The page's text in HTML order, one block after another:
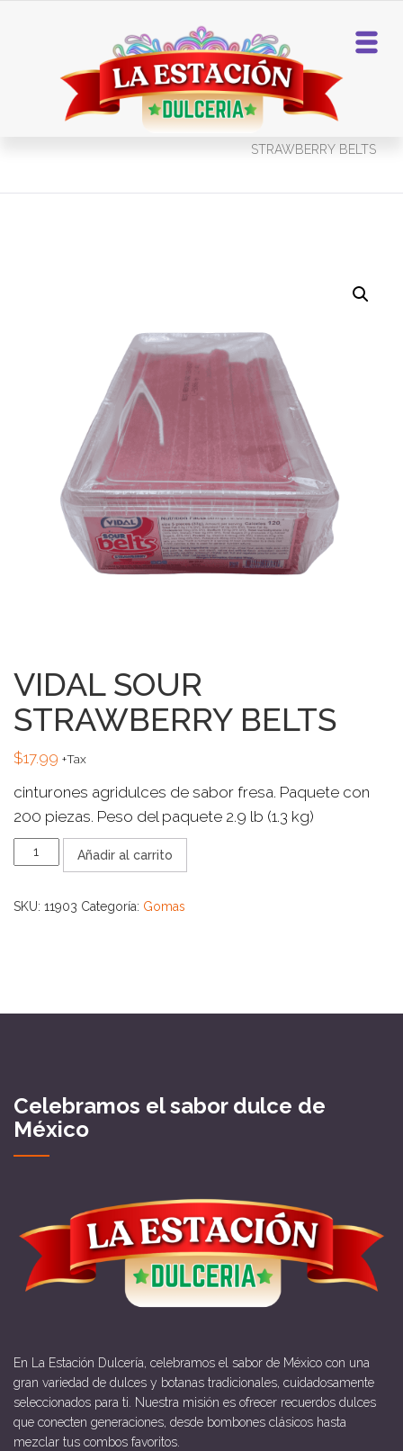
Home
Gomas
STRAWBERRY BELTS
VIDAL SOUR
STRAWBERRY BELTS
$17.99 +Tax
cinturones agridulces de sabor fresa. Paquete con
200 piezas. Peso del paquete 2.9 lb (1.3 kg)
VIDAL
SOUR
BELTS
Añadir al carrito
SKU: 11903 Categoría: Gomas
Celebramos el sabor dulce de
México
En La Estación Dulcería, celebramos el sabor de México con una
gran variedad de dulces y botanas tradicionales, cuidadosamente
seleccionados para ti. Nuestra misión es ofrecer recuerdos dulces
que conecten generaciones, desde bombones clásicos hasta
mezclar tus combos favoritos.